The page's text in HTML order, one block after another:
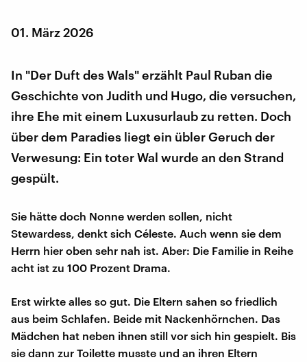
01. März 2026
In "Der Duft des Wals" erzählt Paul Ruban die
Geschichte von Judith und Hugo, die versuchen,
ihre Ehe mit einem Luxusurlaub zu retten. Doch
über dem Paradies liegt ein übler Geruch der
Verwesung: Ein toter Wal wurde an den Strand
gespült.
Sie hätte doch Nonne werden sollen, nicht
Stewardess, denkt sich Céleste. Auch wenn sie dem
Herrn hier oben sehr nah ist. Aber: Die Familie in Reihe
acht ist zu 100 Prozent Drama.
Erst wirkte alles so gut. Die Eltern sahen so friedlich
aus beim Schlafen. Beide mit Nackenhörnchen. Das
Mädchen hat neben ihnen still vor sich hin gespielt. Bis
sie dann zur Toilette musste und an ihren Eltern